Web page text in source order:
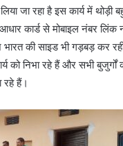
जा रहा है इस कार्य में थोड़ी
कार्ड से मोबाइल नंबर लिंक
की साइड भी गड़बड़ कर
को निभा रहे हैं और सभी
रहे हैं।